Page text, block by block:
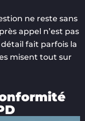
ne reste sans
appel n’est pas
fait parfois la
misent tout sur